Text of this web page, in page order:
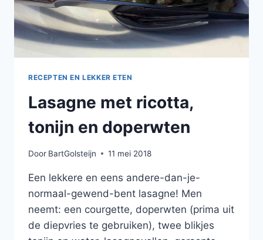
RECEPTEN EN LEKKER ETEN
Lasagne met ricotta,
tonijn en doperwten
Door BartGolsteijn 11 mei 2018
Een lekkere en eens andere-dan-je-
normaal-gewend-bent lasagne! Men
neemt: een courgette, doperwten (prima uit
de diepvries te gebruiken), twee blikjes